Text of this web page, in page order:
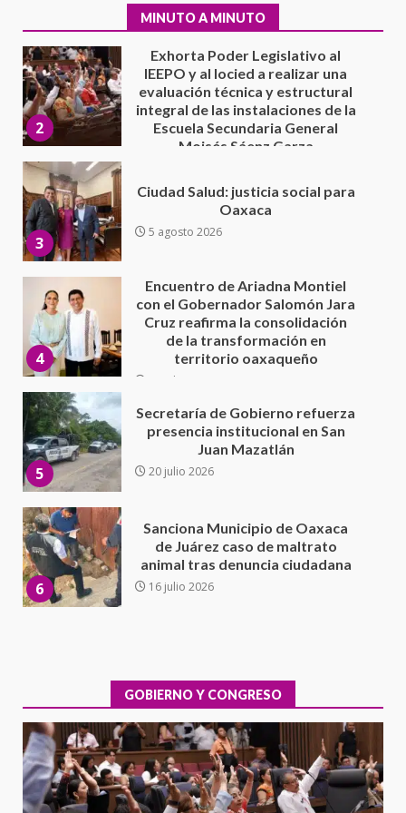
MINUTO A MINUTO
Escuela Secundaria General
Moisés Sáenz Garza
5 agosto 2026
3
Ciudad Salud: justicia social para
Oaxaca
5 agosto 2026
4
con el Gobernador Salomón Jara
Cruz reafirma la consolidación
de la transformación en
5
Secretaría de Gobierno refuerza
presencia institucional en San
Juan Mazatlán
20 julio 2026
6
Sanciona Municipio de Oaxaca
de Juárez caso de maltrato
animal tras denuncia ciudadana
16 julio 2026
7
California; FGR lo investiga por
presuntos delitos de
delincuencia organizada y
contrabando
1
Xanica: Jesús Romero
7 agosto 2026
Exhorta Poder Legislativo al
IEEPO y al Iocied a realizar una
evaluación técnica y estructural
integral de las instalaciones de la
GOBIERNO Y CONGRESO